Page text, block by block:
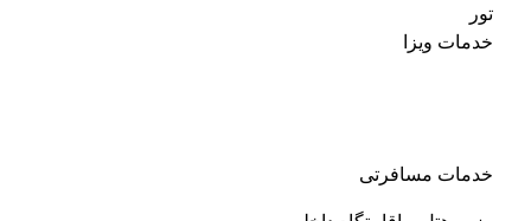
تور
خدمات ویزا
خدمات مسافرتی